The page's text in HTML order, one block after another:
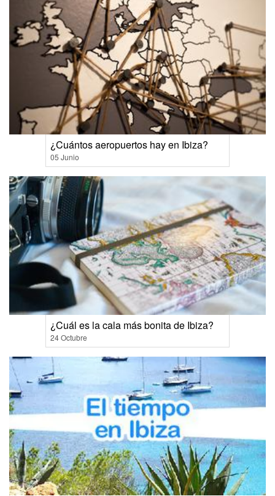
¿Cuántos aeropuertos hay en Ibiza?
05 Junio
¿Cuál es la cala más bonita de Ibiza?
24 Octubre